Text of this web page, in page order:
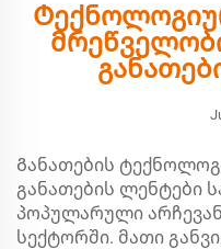
Განათების
განათების ლენტები
პოპულარული
სექტორში. მათი